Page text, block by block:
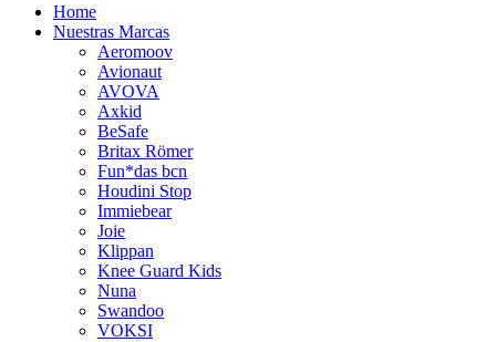
Home
Nuestras Marcas
Aeromoov
Avionaut
AVOVA
Axkid
BeSafe
Britax Römer
Fun*das bcn
Houdini Stop
Immiebear
Joie
Klippan
Knee Guard Kids
Nuna
Swandoo
VOKSI